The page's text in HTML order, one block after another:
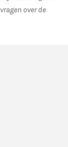
over de